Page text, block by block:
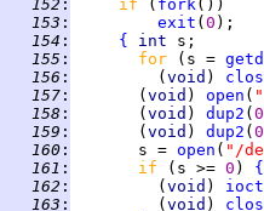
152 : if ( fork
153 : exit ( 0
154 : { int
155 : for (s =
156 :
         (
void )
157 :
       (
void ) open (
158 :
       (
void ) dup2 ( 0
159 :
       (
void ) dup2 ( 0
160 :
       s =
open ( "/
161 : if (s >= 0 ) {
162 :
         (
void )
163 :
         (
void )